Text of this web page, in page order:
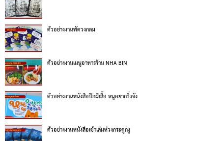
ตัวอย่างงานพัดวงกลม
ตัวอย่างงานเมนูอาหารร้าน NHA BIN
ตัวอย่างงานหนังสือปีกผีเสื้อ หนูอยากวิ่งจัง
ตัวอย่างงานหนังสือเข้าเล่มห่วงกระดูกงู